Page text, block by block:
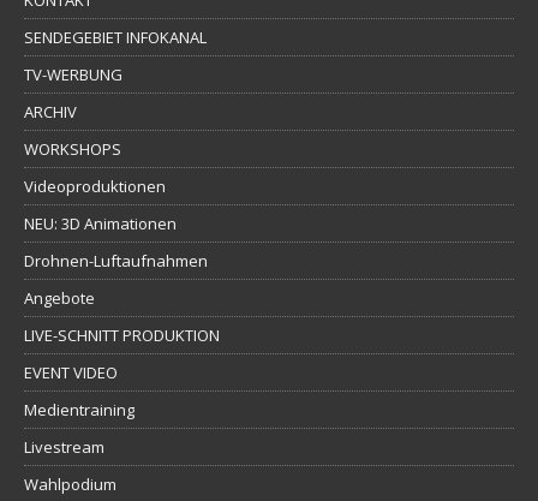
SENDEGEBIET INFOKANAL
TV-WERBUNG
ARCHIV
WORKSHOPS
Videoproduktionen
NEU: 3D Animationen
Drohnen-Luftaufnahmen
Angebote
LIVE-SCHNITT PRODUKTION
EVENT VIDEO
Medientraining
Livestream
Wahlpodium